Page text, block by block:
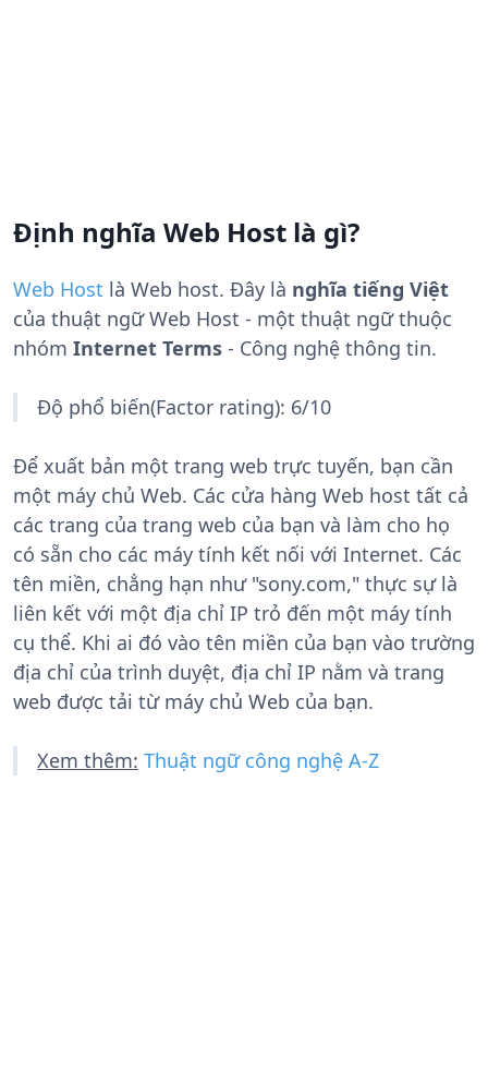
Định nghĩa Web Host là gì?
Web Host là Web host. Đây là nghĩa tiếng Việt
của thuật ngữ Web Host - một thuật ngữ thuộc
nhóm Internet Terms - Công nghệ thông tin.
Độ phổ biến(Factor rating): 6/10
Để xuất bản một trang web trực tuyến, bạn cần
một máy chủ Web. Các cửa hàng Web host tất cả
các trang của trang web của bạn và làm cho họ
có sẵn cho các máy tính kết nối với Internet. Các
tên miền, chẳng hạn như "sony.com," thực sự là
liên kết với một địa chỉ IP trỏ đến một máy tính
cụ thể. Khi ai đó vào tên miền của bạn vào trường
địa chỉ của trình duyệt, địa chỉ IP nằm và trang
web được tải từ máy chủ Web của bạn.
Xem thêm: Thuật ngữ công nghệ A-Z